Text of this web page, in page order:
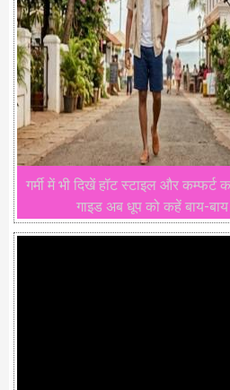
गर्मी में भी दिखें हॉट स्टाइल और कम्फर्ट
गाइड अब धूप को कहें बाय-बाय